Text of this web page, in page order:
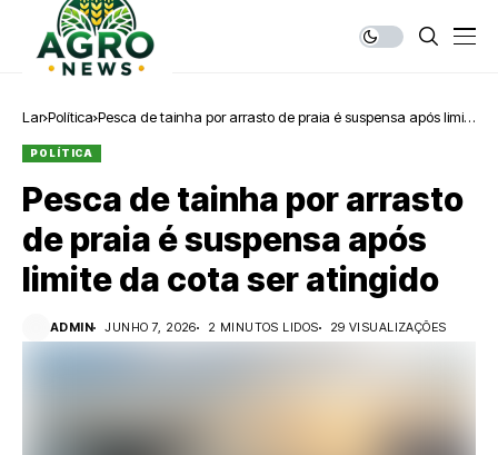
Lar Política Pesca de tainha por arrasto de praia é suspensa após limite
POLÍTICA
Pesca de tainha por arrasto
de praia é suspensa após
limite da cota ser atingido
ADMIN JUNHO 7, 2026 2 MINUTOS LIDOS 29 VISUALIZAÇÕES